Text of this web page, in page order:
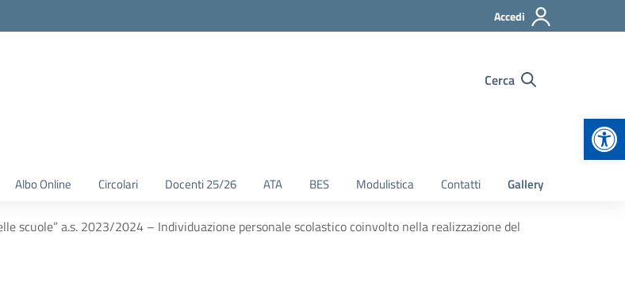
Accedi
Cerca
Albo Online Circolari Docenti 25/26 ATA BES Modulistica Contatti Gallery
scuole” a.s. 2023/2024 – Individuazione personale scolastico coinvolto nella realizzazione del